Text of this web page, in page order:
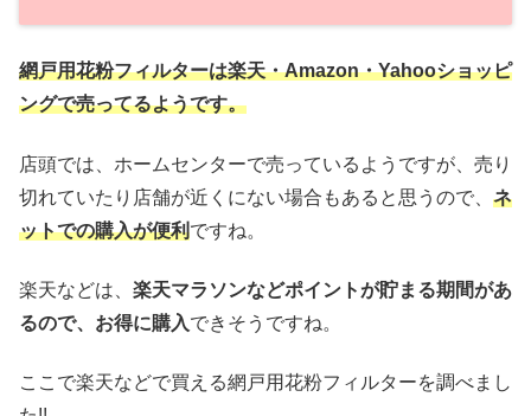
網戸用花粉フィルターは楽天・Amazon・Yahooショッピ
ングで売ってるようです。
店頭では、ホームセンターで売っているようですが、売り
切れていたり店舗が近くにない場合もあると思うので、 ネ
ットでの購入が便利ですね。
楽天などは、 楽天マラソンなどポイントが貯まる期間があ
るので、お得に購入できそうですね。
ここで楽天などで買える網戸用花粉フィルターを調べまし